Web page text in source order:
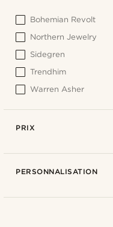
Bohemian Revolt
Northern Jewelry
Sidegren
Trendhim
Warren Asher
PRIX
PERSONNALISATION